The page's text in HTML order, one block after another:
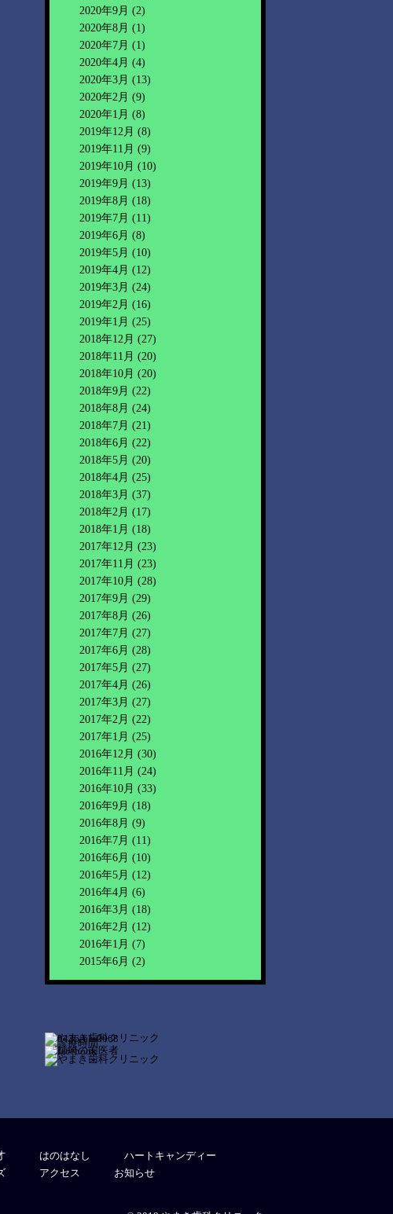
2020年9月 (2)
2020年8月 (1)
2020年7月 (1)
2020年4月 (4)
2020年3月 (13)
2020年2月 (9)
2020年1月 (8)
2019年12月 (8)
2019年11月 (9)
2019年10月 (10)
2019年9月 (13)
2019年8月 (18)
2019年7月 (11)
2019年6月 (8)
2019年5月 (10)
2019年4月 (12)
2019年3月 (24)
2019年2月 (16)
2019年1月 (25)
2018年12月 (27)
2018年11月 (20)
2018年10月 (20)
2018年9月 (22)
2018年8月 (24)
2018年7月 (21)
2018年6月 (22)
2018年5月 (20)
2018年4月 (25)
2018年3月 (37)
2018年2月 (17)
2018年1月 (18)
2017年12月 (23)
2017年11月 (23)
2017年10月 (28)
2017年9月 (29)
2017年8月 (26)
2017年7月 (27)
2017年6月 (28)
2017年5月 (27)
2017年4月 (26)
2017年3月 (27)
2017年2月 (22)
2017年1月 (25)
2016年12月 (30)
2016年11月 (24)
2016年10月 (33)
2016年9月 (18)
2016年8月 (9)
2016年7月 (11)
2016年6月 (10)
2016年5月 (12)
2016年4月 (6)
2016年3月 (18)
2016年2月 (12)
2016年1月 (7)
2015年6月 (2)
はのはなし
ハートキャンディー
アクセス
お知らせ